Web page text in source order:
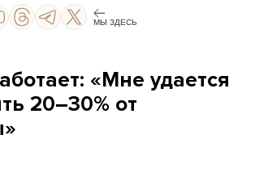
МЫ ЗДЕСЬ
«Мне удается
20–30% от